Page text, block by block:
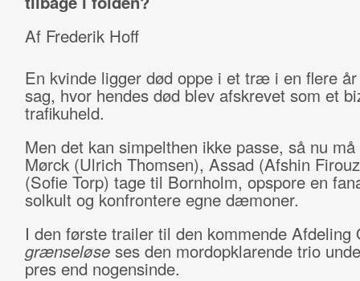
Af Frederik Hoff
En kvinde ligger død oppe i et træ i en flere
sag, hvor hendes død blev afskrevet som et
trafikuheld.
Men det kan simpelthen ikke passe, så nu
Mørck (Ulrich Thomsen), Assad (Afshin
(Sofie Torp) tage til Bornholm, opspore en
solkult og konfrontere egne dæmoner.
I den første trailer til den kommende
grænseløse ses den mordopklarende trio
pres end nogensinde.